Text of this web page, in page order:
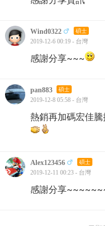
Wind0322 碩士
2019-12-6 00:19 - 台灣
感謝分享~~~
pan883 碩士
2019-12-8 05:58 - 台灣
熱銷再加碼宏佳
Alex123456 碩士
2019-12-11 00:23 - 台灣
感謝分享